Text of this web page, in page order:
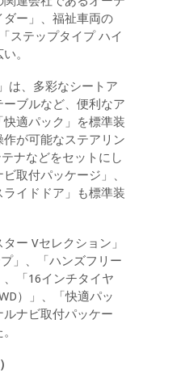
ー」、福祉車両の
ステップタイプ ハイ
。
は、多彩なシートア
ブルなど、便利なア
適パック」を標準装
が可能なステアリン
ナなどをセットにし
取付パッケージ」、
ライドドア」も標準装
ー Vセレクション」
」、「ハンズフリー
「16インチタイヤ
）」、「快適パッ
ナビ取付パッケー